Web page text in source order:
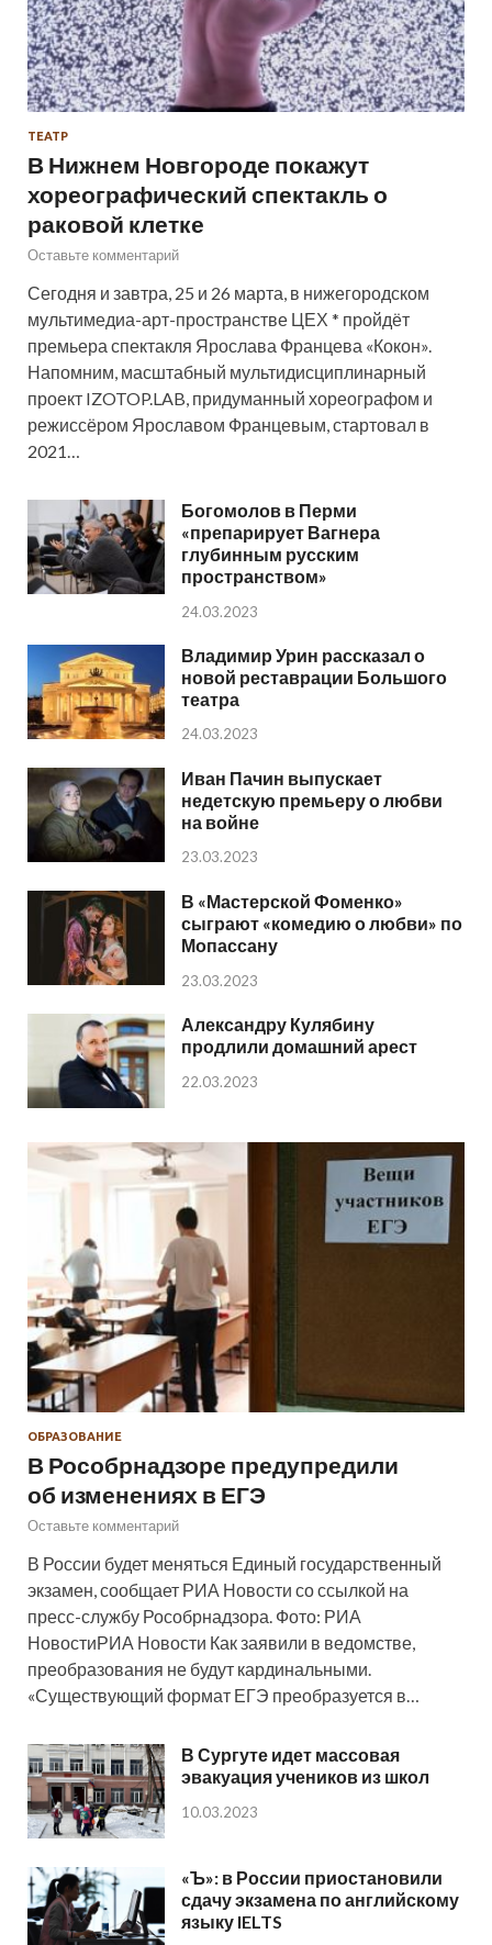
ТЕАТР
В Нижнем Новгороде покажут
хореографический спектакль о
раковой клетке
Оставьте комментарий
Сегодня и завтра, 25 и 26 марта, в нижегородском
мультимедиа-арт-пространстве ЦЕХ * пройдёт
премьера спектакля Ярослава Францева «Кокон».
Напомним, масштабный мультидисциплинарный
проект IZOTOP.LAB, придуманный хореографом и
режиссёром Ярославом Францевым, стартовал в
2021…
Богомолов в Перми
«препарирует Вагнера
глубинным русским
пространством»
24.03.2023
Владимир Урин рассказал о
новой реставрации Большого
театра
24.03.2023
Иван Пачин выпускает
недетскую премьеру о любви
на войне
23.03.2023
В «Мастерской Фоменко»
сыграют «комедию о любви» по
Мопассану
23.03.2023
Александру Кулябину
продлили домашний арест
22.03.2023
ОБРАЗОВАНИЕ
В Рособрнадзоре предупредили
об изменениях в ЕГЭ
Оставьте комментарий
В России будет меняться Единый государственный
экзамен, сообщает РИА Новости со ссылкой на
пресс-службу Рособрнадзора. Фото: РИА
НовостиРИА Новости Как заявили в ведомстве,
преобразования не будут кардинальными.
«Существующий формат ЕГЭ преобразуется в…
В Сургуте идет массовая
эвакуация учеников из школ
10.03.2023
«Ъ»: в России приостановили
сдачу экзамена по английскому
языку IELTS